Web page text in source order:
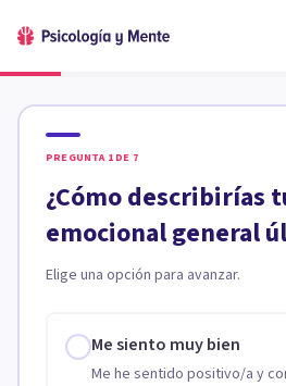
PREGUNTA 1 DE 7
¿Cómo describirías
emocional general
Elige una opción para avanzar.
Me siento muy bien
Me he sentido positivo/a y